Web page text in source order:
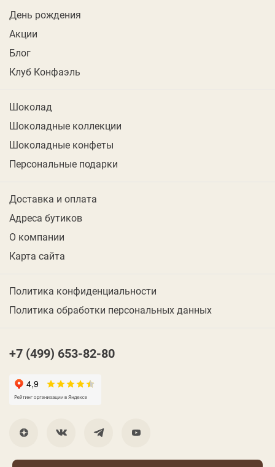
День рождения
Акции
Блог
Клуб Конфаэль
Шоколад
Шоколадные коллекции
Шоколадные конфеты
Персональные подарки
Доставка и оплата
Адреса бутиков
О компании
Карта сайта
Политика конфиденциальности
Политика обработки персональных данных
+7 (499) 653-82-80